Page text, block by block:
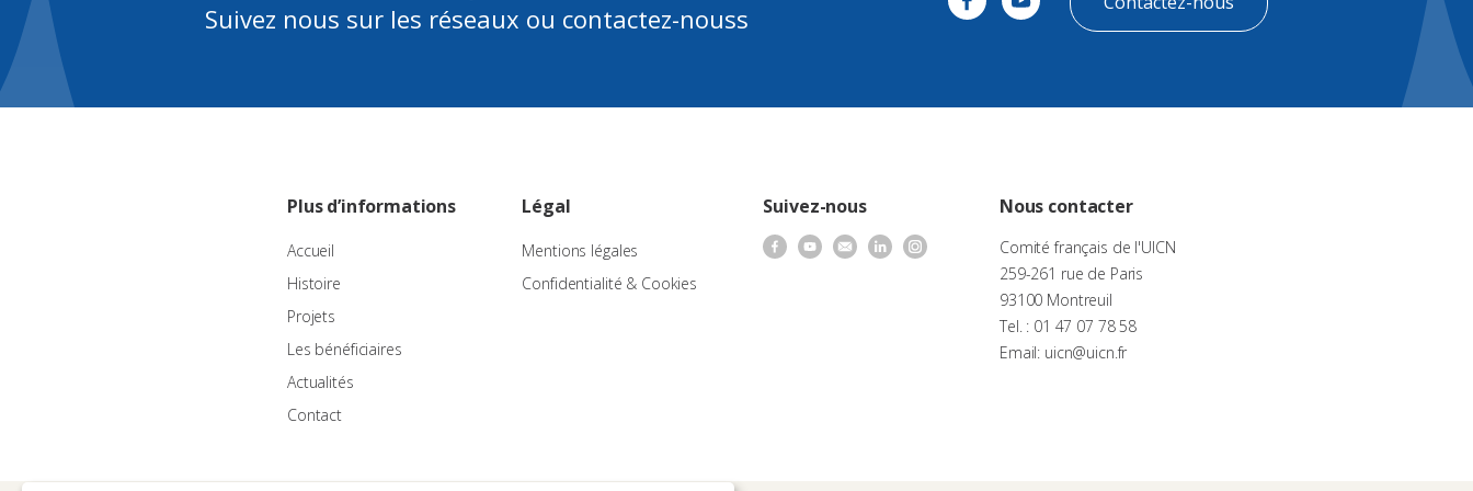
Suivez nous sur les réseaux ou contactez-nouss
Plus d’informations
Accueil
Histoire
Projets
Les bénéficiaires
Actualités
Contact
Légal
Mentions légales
Confidentialité & Cookies
Suivez-nous Nous contacter
Comité français de l'UICN
259-261 rue de Paris
93100 Montreuil
Tel. : 01 47 07 78 58
Email: uicn@uicn.fr